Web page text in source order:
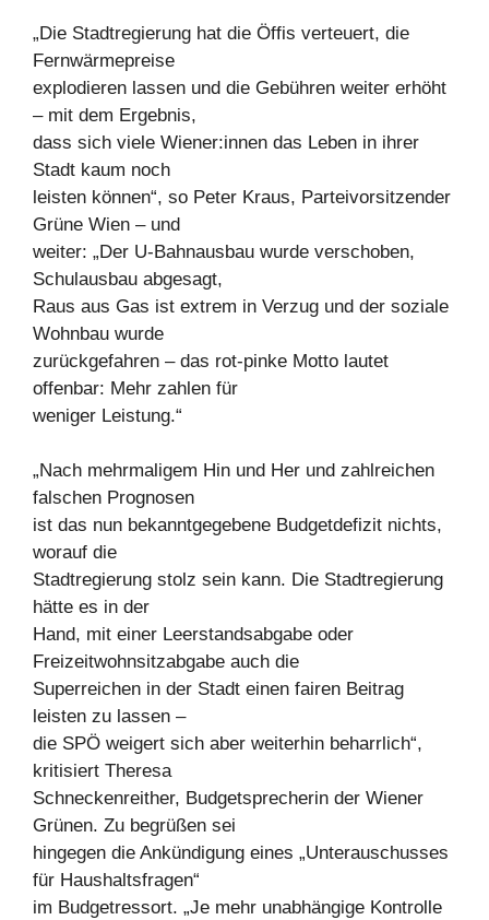
„Die Stadtregierung hat die Öffis verteuert, die
Fernwärmepreise
explodieren lassen und die Gebühren weiter erhöht
– mit dem Ergebnis,
dass sich viele Wiener:innen das Leben in ihrer
Stadt kaum noch
leisten können“, so Peter Kraus, Parteivorsitzender
Grüne Wien – und
weiter: „Der U-Bahnausbau wurde verschoben,
Schulausbau abgesagt,
Raus aus Gas ist extrem in Verzug und der soziale
Wohnbau wurde
zurückgefahren – das rot-pinke Motto lautet
offenbar: Mehr zahlen für
weniger Leistung.“
„Nach mehrmaligem Hin und Her und zahlreichen
falschen Prognosen
ist das nun bekanntgegebene Budgetdefizit nichts,
worauf die
Stadtregierung stolz sein kann. Die Stadtregierung
hätte es in der
Hand, mit einer Leerstandsabgabe oder
Freizeitwohnsitzabgabe auch die
Superreichen in der Stadt einen fairen Beitrag
leisten zu lassen –
die SPÖ weigert sich aber weiterhin beharrlich“,
kritisiert Theresa
Schneckenreither, Budgetsprecherin der Wiener
Grünen. Zu begrüßen sei
hingegen die Ankündigung eines „Unterauschusses
für Haushaltsfragen“
im Budgetressort. „Je mehr unabhängige Kontrolle